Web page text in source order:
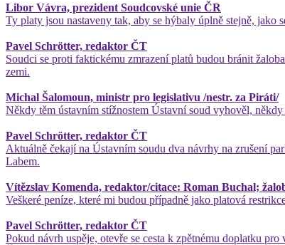
Libor Vávra, prezident Soudcovské unie ČR
Ty platy jsou nastaveny tak, aby se hýbaly úplně stejně,
Pavel Schrötter, redaktor ČT
Soudci se proti faktickému zmrazení platů budou bránit
zemi.
Michal Šalomoun, ministr pro legislativu /nestr. za Piráti/
Někdy těm ústavním stížnostem Ústavní soud vyhověl,
Pavel Schrötter, redaktor ČT
Aktuálně čekají na Ústavním soudu dva návrhy na zrušení
Labem.
Vítězslav Komenda, redaktor/citace: Roman Buchal;
Veškeré peníze, které mi budou případně jako platová
Pavel Schrötter, redaktor ČT
Pokud návrh uspěje, otevře se cesta k zpětnému doplatku